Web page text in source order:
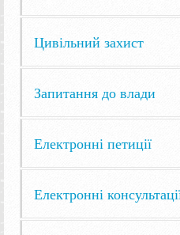
Цивільний захист
Запитання до влади
Електронні петиції
Електронні